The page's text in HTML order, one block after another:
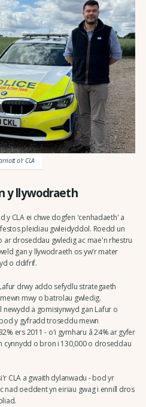
o'r CLA
y llywodraeth
y CLA ei chwe dogfen 'cenhadaeth' a
pleidiau gwleidyddol. Roedd un
ar droseddau gwledig ac mae'n rhestru
gan y llywodraeth os yw'r mater
o ddifrif.
drwy addo sefydlu strategaeth
mwy o batrolau gwledig.
a gomisiynwyd gan Lafur o
y gyfradd troseddu mewn
ers 2011 - o'i gymharu â 24% ar gyfer
cynnydd o bron i 130,000 o droseddau
CLA a gwaith dylanwadu - bod yr
nad oeddent yn eiriau gwag i ennill dros